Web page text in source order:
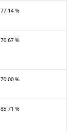
77.14 %
76.67 %
70.00 %
85.71 %